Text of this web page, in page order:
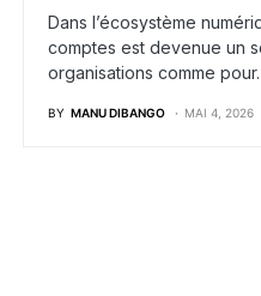
Dans l’écosystème
comptes est devenue un
organisations comme
BY MANU DIBANGO MAI 4, 2026